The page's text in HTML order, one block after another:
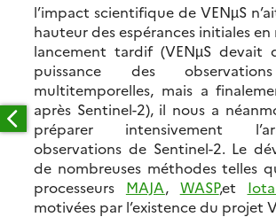
l’impact scientifique de VENµS
hauteur des espérances initiales en
lancement tardif (VENµS devait
puissance des
multitemporelles, mais a
après Sentinel-2), il nous a
préparer intensivement
observations de Sentinel-2. Le
de nombreuses méthodes telles
processeurs MAJA, WASP,et
motivées par l’existence du projet